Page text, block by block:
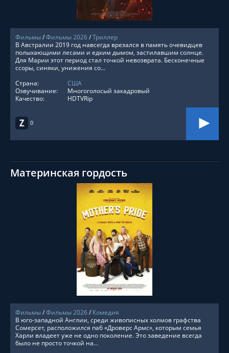
Фильмы/Фильмы 2026/Триллер
0
В Австралии 2019 год навсегда врезался в память очевидцев
полыхающими лесами и едким дымом, застилавшим солнце.
Для Марии этот период стал точкой невозврата. Бесконечные
ссоры, синяки, унижения со...
Страна:
США
Озвучивание:
Многоголосый закадровый
Качество:
HDTVRip
Материнская гордость
СМОТРЕТЬ ОНЛАЙН
Фильмы/Фильмы 2026/ Комедия
В юго-западной Англии, среди живописных холмов графства
Сомерсет, расположился паб «Дроверс Армс», которым семья
Харли владеет уже не одно поколение. Это заведение всегда
было не просто точкой на...